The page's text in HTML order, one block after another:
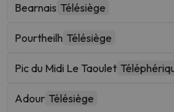
Bearnais Télésiège
Pourtheilh Télésiège
Pic du Midi Le Taoulet
Adour Télésiège